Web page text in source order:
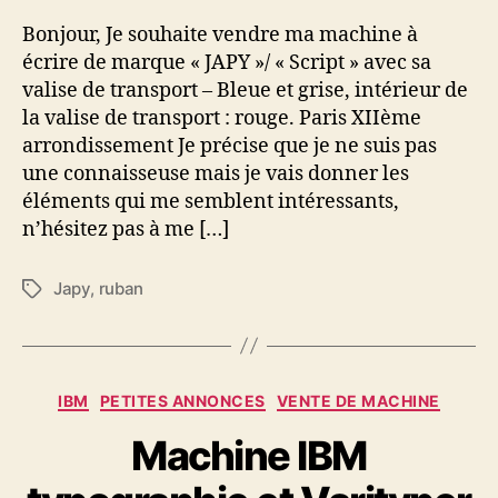
Bonjour, Je souhaite vendre ma machine à
écrire de marque « JAPY »/ « Script » avec sa
valise de transport – Bleue et grise, intérieur de
la valise de transport : rouge. Paris XIIème
arrondissement Je précise que je ne suis pas
une connaisseuse mais je vais donner les
éléments qui me semblent intéressants,
n’hésitez pas à me […]
Étiquettes
Japy, ruban
Catégories
IBM PETITES ANNONCES VENTE DE MACHINE
Machine IBM